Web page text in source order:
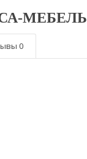
МЕБЕЛЬ
0